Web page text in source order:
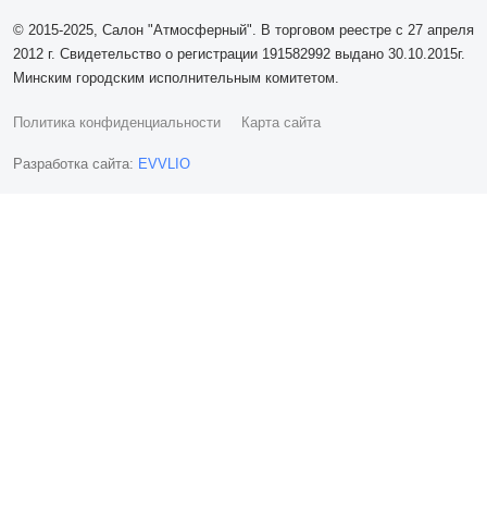
© 2015-2025, Салон "Атмосферный". В торговом реестре с 27 апреля
2012 г. Свидетельство о регистрации 191582992 выдано 30.10.2015г.
Минским городским исполнительным комитетом.
Политика конфиденциальности Карта сайта
Разработка сайта: EVVLIO